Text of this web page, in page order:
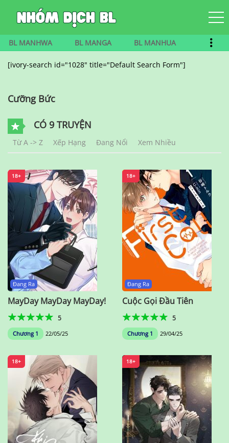
BL MANHWA BL MANGA BL MANHUA
[ivory-search id="1028" title="Default Search Form"]
Cưỡng Bức
CÓ 9 TRUYỆN
Từ A -> Z Xếp Hạng Đang Nổi Xem Nhiều
18+
Đang Ra
MayDay MayDay MayDay!
5
Chương 1 22/05/25
18+
Đang Ra
Cuộc Gọi Đầu Tiên
5
Chương 1 29/04/25
18+ 18+